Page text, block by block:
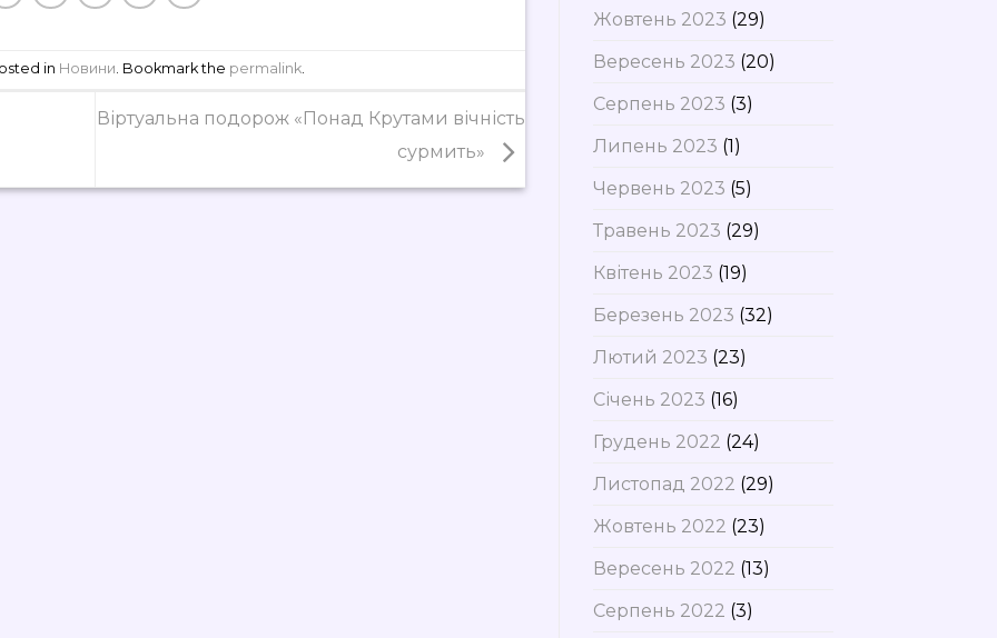
in Новини. Bookmark the permalink.
Віртуальна подорож «Понад Крутами вічність
сурмить»
Жовтень 2023 (29)
Вересень 2023 (20)
Серпень 2023 (3)
Липень 2023 (1)
Червень 2023 (5)
Травень 2023 (29)
Квітень 2023 (19)
Березень 2023 (32)
Лютий 2023 (23)
Січень 2023 (16)
Грудень 2022 (24)
Листопад 2022 (29)
Жовтень 2022 (23)
Вересень 2022 (13)
Серпень 2022 (3)